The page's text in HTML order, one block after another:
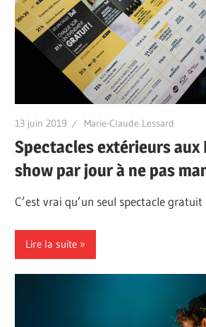
13 juin 2019 Marie-Claude Lessard
Spectacles extérieurs aux
show par jour à ne pas
C’est vrai qu’un seul spectacle
Lire la suite